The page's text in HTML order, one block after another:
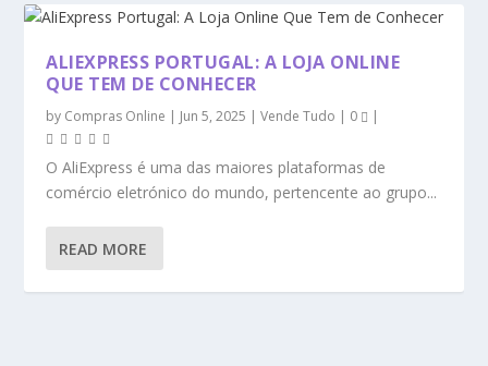
ALIEXPRESS PORTUGAL: A LOJA ONLINE
QUE TEM DE CONHECER
by Compras Online | Jun 5, 2025 |Vende Tudo | 0 |
O AliExpress é uma das maiores plataformas de
comércio eletrónico do mundo, pertencente ao grupo...
READ MORE